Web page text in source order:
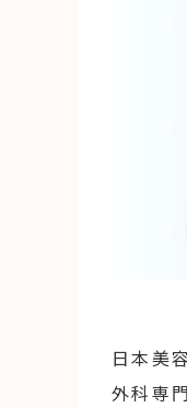
日本美
外科専